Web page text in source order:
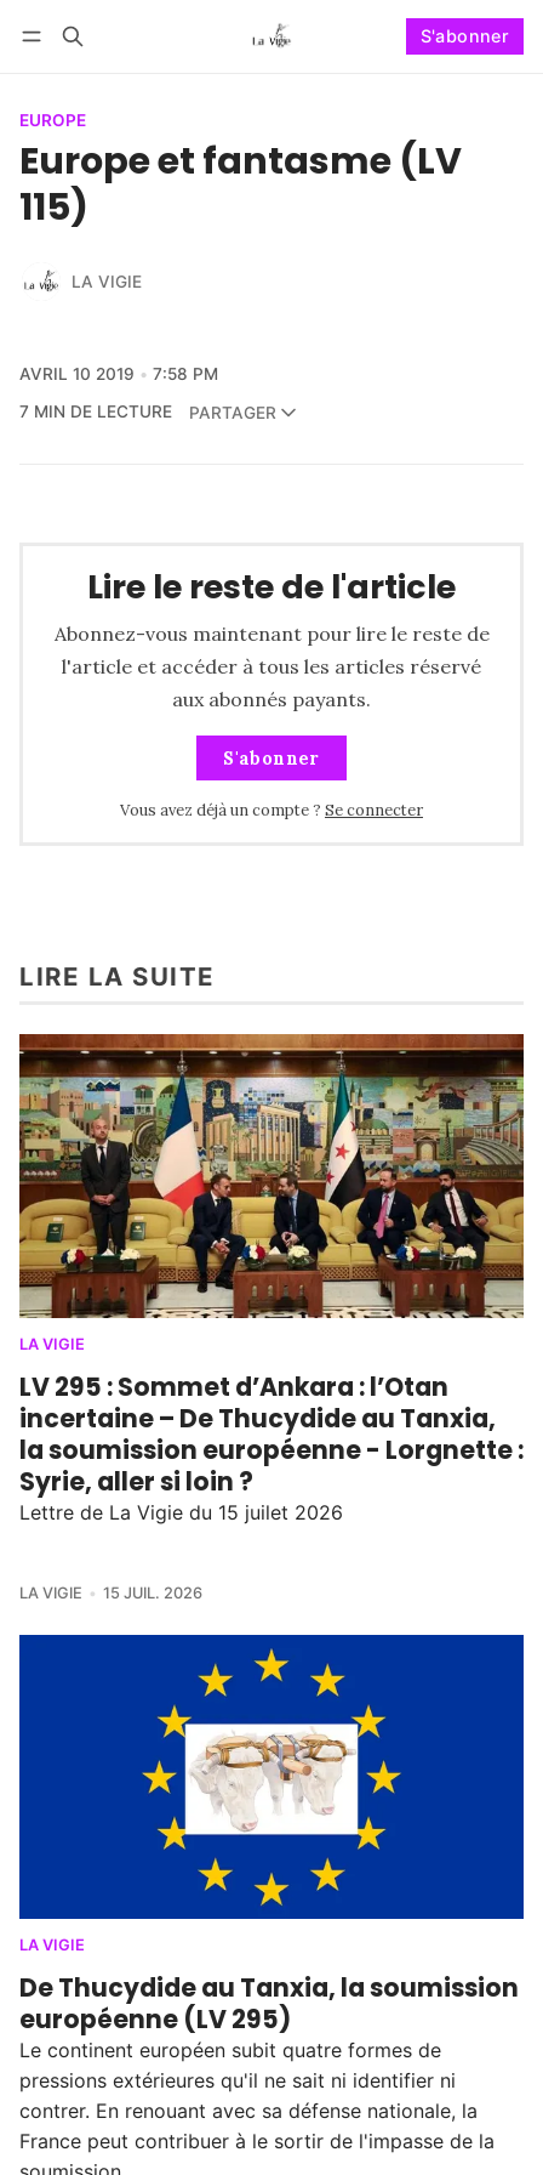
S'abonner
EUROPE
Europe et fantasme (LV
115)
LA VIGIE
AVRIL 10 2019
7:58 PM
7 MIN DE LECTURE
PARTAGER
Lire le reste de l'article
Abonnez-vous maintenant pour lire le reste de
l'article et accéder à tous les articles réservé
aux abonnés payants.
S'abonner
Vous avez déjà un compte ? Se connecter
LIRE LA SUITE
LA VIGIE
LV 295 : Sommet d’Ankara : l’Otan
incertaine – De Thucydide au Tanxia,
la soumission européenne - Lorgnette :
Syrie, aller si loin ?
Lettre de La Vigie du 15 juilet 2026
LA VIGIE 15 JUIL. 2026
LA VIGIE
De Thucydide au Tanxia, la soumission
européenne (LV 295)
Le continent européen subit quatre formes de
pressions extérieures qu'il ne sait ni identifier ni
contrer. En renouant avec sa défense nationale, la
France peut contribuer à le sortir de l'impasse de la